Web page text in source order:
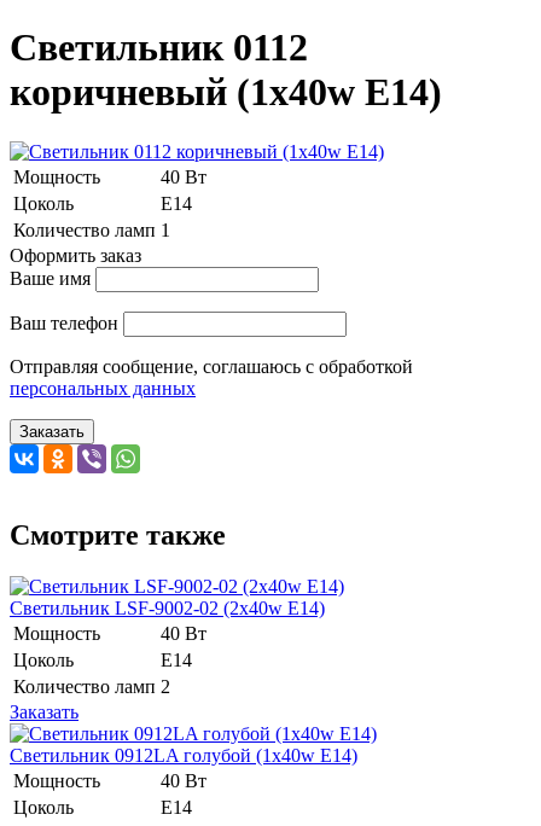
Светильник 0112
коричневый (1x40w E14)
Мощность
40 Вт
Цоколь
E14
Количество ламп 1
Оформить заказ
Ваше имя
Ваш телефон
Отправляя сообщение, соглашаюсь с обработкой
персональных данных
Заказать
Смотрите также
Светильник LSF-9002-02 (2x40w E14)
Мощность
40 Вт
Цоколь
E14
Количество ламп 2
Заказать
Светильник 0912LA голубой (1x40w E14)
Мощность
40 Вт
Цоколь
Е14